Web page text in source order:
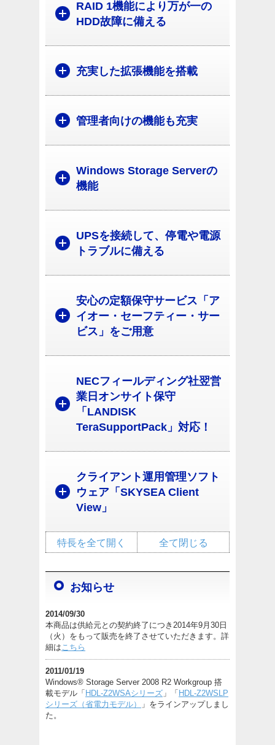
RAID 1機能により万が一の
HDD故障に備える
充実した拡張機能を搭載
管理者向けの機能も充実
Windows Storage Serverの
機能
UPSを接続して、停電や電源
トラブルに備える
安心の定額保守サービス「ア
イオー・セーフティー・サー
ビス」をご用意
NECフィールディング社翌営
業日オンサイト保守
「LANDISK
TeraSupportPack」対応！
クライアント運用管理ソフト
ウェア「SKYSEA Client
View」
全て閉じる
特長を全て開く
お知らせ
2014/09/30
本商品は供給元との契約終了につき2014年9月30日
（火）をもって販売を終了させていただきます。詳
細はこちら
2011/01/19
Windows® Storage Server 2008 R2 Workgroup 搭
載モデル「 HDL-Z2WSAシリーズ 」「 HDL-Z2WSLP
シリーズ（省電力モデル）
」をラインアップしまし
た。